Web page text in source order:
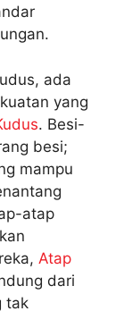
ada
yang
. Besi-
besi;
mampu
atap
Atap
dari
tak